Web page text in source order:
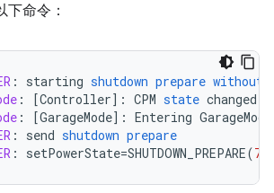
下命令：
: starting shutdown prepare without
: [Controller] : CPM state changed
: [GarageMode] : Entering GarageMode
: send shutdown prepare
: setPowerState=SHUTDOWN_PREPARE(7